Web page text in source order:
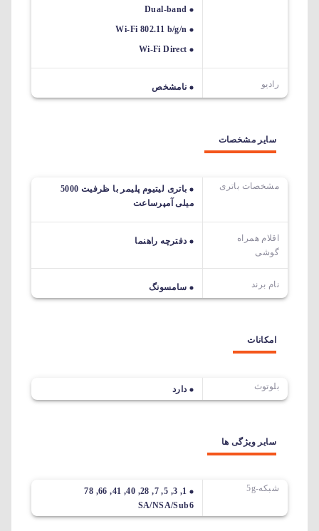
Dual-band
Wi-Fi 802.11 b/g/n
Wi-Fi Direct
رادیو نامشخص
سایر مشخصات
مشخصات باتری
باتری لیتیوم پلیمر با ظرفیت 5000
میلی آمپرساعت
اقلام همراه
گوشی
دفترچه راهنما
نام برند سامسونگ
امکانات
بلوتوث دارد
سایر ویژگی ها
شبکه-5g
1, 3, 5, 7, 28, 40, 41, 66, 78
SA/NSA/Sub6